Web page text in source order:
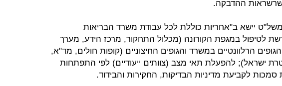
ההדבקה.
יישא ב"אחריות כוללת לכל עבודת משרד הבריאות
לטיפול במגפת הקורונה (מכלול התחקור, מרכז הידע, מערך
הרלוונטיים במשרד והגופים החיצוניים (קופות חולים, מד"א,
ישראל); להפעלת תאי מצב (צוותים ייעודיים) לפי התפתחות
סמכות לקביעת מדיניות הבדיקות, החקירות והבידוד.